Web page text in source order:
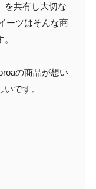
を共有し大切な
ーツはそんな商
の商品が想い
です。